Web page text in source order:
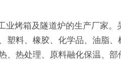
业烤箱及隧道炉的生产厂家。
塑料、橡胶、化学品、油脂
、热处理、原料融化保温、部